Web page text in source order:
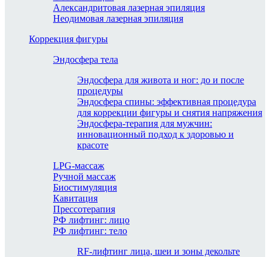
Александритовая лазерная эпиляция
Неодимовая лазерная эпиляция
Коррекция фигуры
Эндосфера тела
Эндосфера для живота и ног: до и после
процедуры
Эндосфера спины: эффективная процедура
для коррекции фигуры и снятия напряжения
Эндосфера-терапия для мужчин:
инновационный подход к здоровью и
красоте
LPG-массаж
Ручной массаж
Биостимуляция
Кавитация
Прессотерапия
РФ лифтинг: лицо
РФ лифтинг: тело
RF-лифтинг лица, шеи и зоны декольте